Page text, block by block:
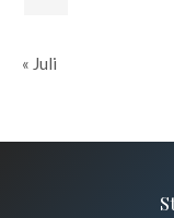
« Juli